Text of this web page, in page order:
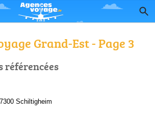
Grand-Est - Page 3
référencées
Schiltigheim